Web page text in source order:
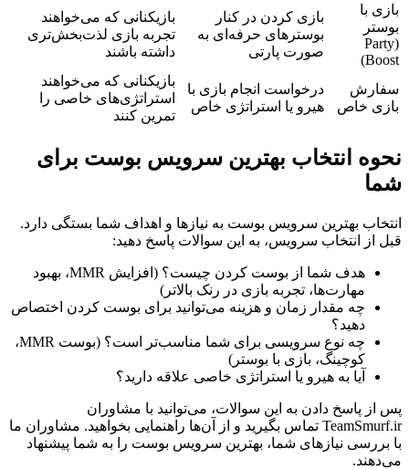
بازی با
بوستر
(Party
Boost)
بازی کردن در کنار
بوسترهای حرفه‌ای به
صورت پارتی
بازیکنانی که می‌خواهند
تجربه بازی لذت‌بخش‌تری
داشته باشند
سفارش
بازی خاص
درخواست انجام بازی با
هیرو یا استراتژی خاص
بازیکنانی که می‌خواهند
استراتژی‌های خاصی را
تمرین کنند
نحوه انتخاب بهترین سرویس بوست برای
شما
انتخاب بهترین سرویس بوست به نیازها و اهداف شما بستگی دارد.
قبل از انتخاب سرویس، به این سوالات پاسخ دهید:
هدف شما از بوست کردن چیست؟ (افزایش MMR، بهبود
مهارت‌ها، تجربه بازی در رنک بالاتر)
چه مقدار زمان و هزینه می‌توانید برای بوست کردن اختصاص
دهید؟
چه نوع سرویسی برای شما مناسب‌تر است؟ (بوست MMR،
کوچینگ، بازی با بوستر)
آیا به هیرو یا استراتژی خاصی علاقه دارید؟
پس از پاسخ دادن به این سوالات، می‌توانید با مشاوران
TeamSmurf.ir تماس بگیرید و از آن‌ها راهنمایی بخواهید. مشاوران ما
با بررسی نیازهای شما، بهترین سرویس بوست را به شما پیشنهاد
می‌دهند.